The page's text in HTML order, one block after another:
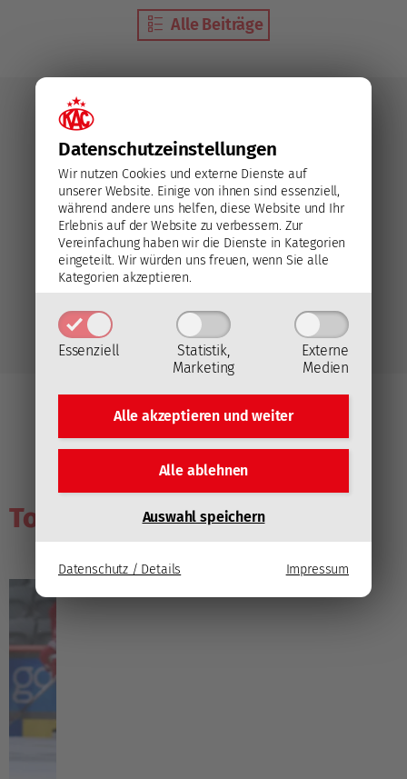
Datenschutz­einstellungen
Wir nutzen Cookies und externe Dienste auf
unserer Website. Einige von ihnen sind essenziell,
während andere uns helfen, diese Website und Ihr
Erlebnis auf der Website zu verbessern. Zur
Vereinfachung haben wir die Dienste in Kategorien
eingeteilt. Wir würden uns freuen, wenn Sie alle
Kategorien akzeptieren.
Essenziell
Statistik,
Marketing
Externe
Medien
Alle akzeptieren undweiter
Alle ablehnen
Auswahl speichern
Datenschutz / Details Impressum
Alle Beiträge
So.
Klagenfurt, AUT Heidi Horten-Arena
Testspiel
EC-KAC
Alle Beiträge
März 2026 2026 September
Topthemen der letzten Tage